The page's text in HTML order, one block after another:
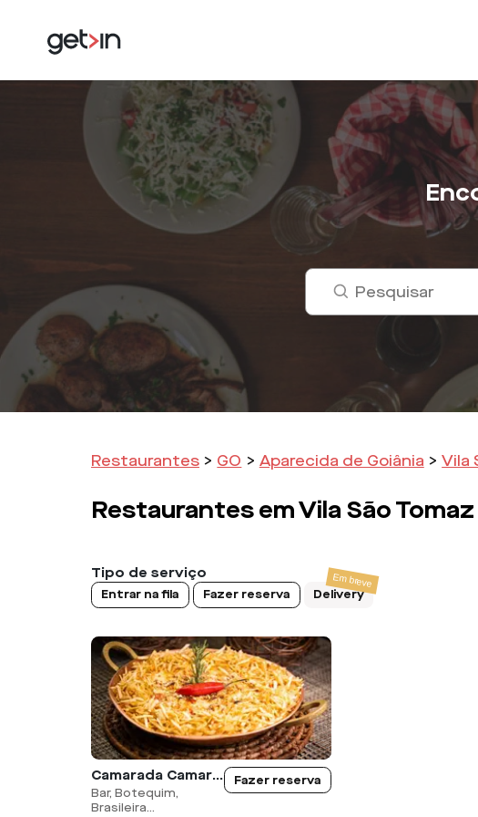
Restaurantes > GO > Aparecida de Goiânia > Vila
Restaurantes emVila São Tomaz
Tipo de serviço
Entrar na fila Fazer reserva Delivery
Camarada Camarão - Buriti Shopping
Bar, Botequim,
Brasileira...
Fazer reserva